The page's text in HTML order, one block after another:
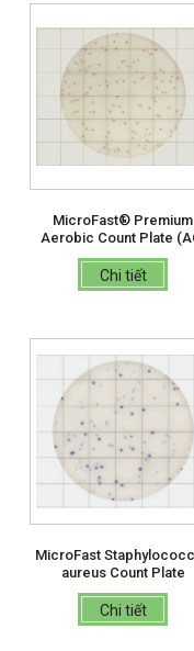
MicroFast® Premium
Aerobic Count Plate
Chi tiết
MicroFast
aureus Count Plate
Chi tiết